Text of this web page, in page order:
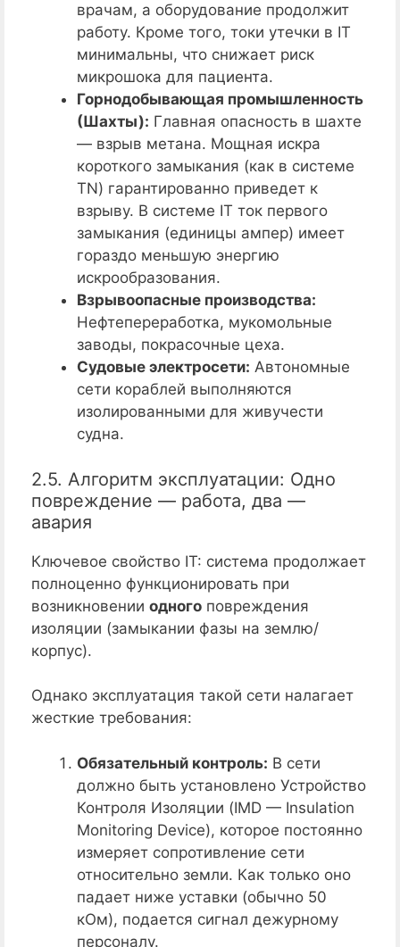
врачам, а оборудование продолжит
работу. Кроме того, токи утечки в IT
минимальны, что снижает риск
микрошока для пациента.
Горнодобывающая промышленность
(Шахты): Главная опасность в шахте
— взрыв метана. Мощная искра
короткого замыкания (как в системе
TN) гарантированно приведет к
взрыву. В системе IT ток первого
замыкания (единицы ампер) имеет
гораздо меньшую энергию
искрообразования.
Взрывоопасные производства:
Нефтепереработка, мукомольные
заводы, покрасочные цеха.
Судовые электросети: Автономные
сети кораблей выполняются
изолированными для живучести
судна.
2.5. Алгоритм эксплуатации: Одно
повреждение — работа, два —
авария
Ключевое свойство IT: система продолжает
полноценно функционировать при
возникновении одного повреждения
изоляции (замыкании фазы на землю/
корпус).
Однако эксплуатация такой сети налагает
жесткие требования:
Обязательный контроль: В сети
должно быть установлено Устройство
Контроля Изоляции (IMD — Insulation
Monitoring Device), которое постоянно
измеряет сопротивление сети
относительно земли. Как только оно
падает ниже уставки (обычно 50
кОм), подается сигнал дежурному
персоналу.